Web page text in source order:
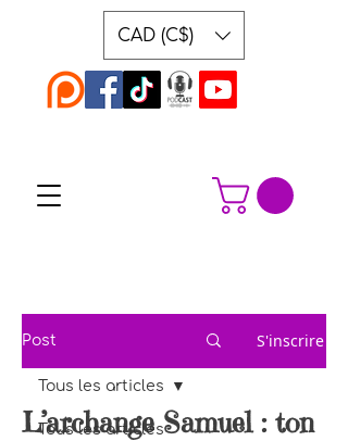
CAD (C$)
Post S'inscrire
Tous les articles
Tous les articles
L’archange Samuel : ton